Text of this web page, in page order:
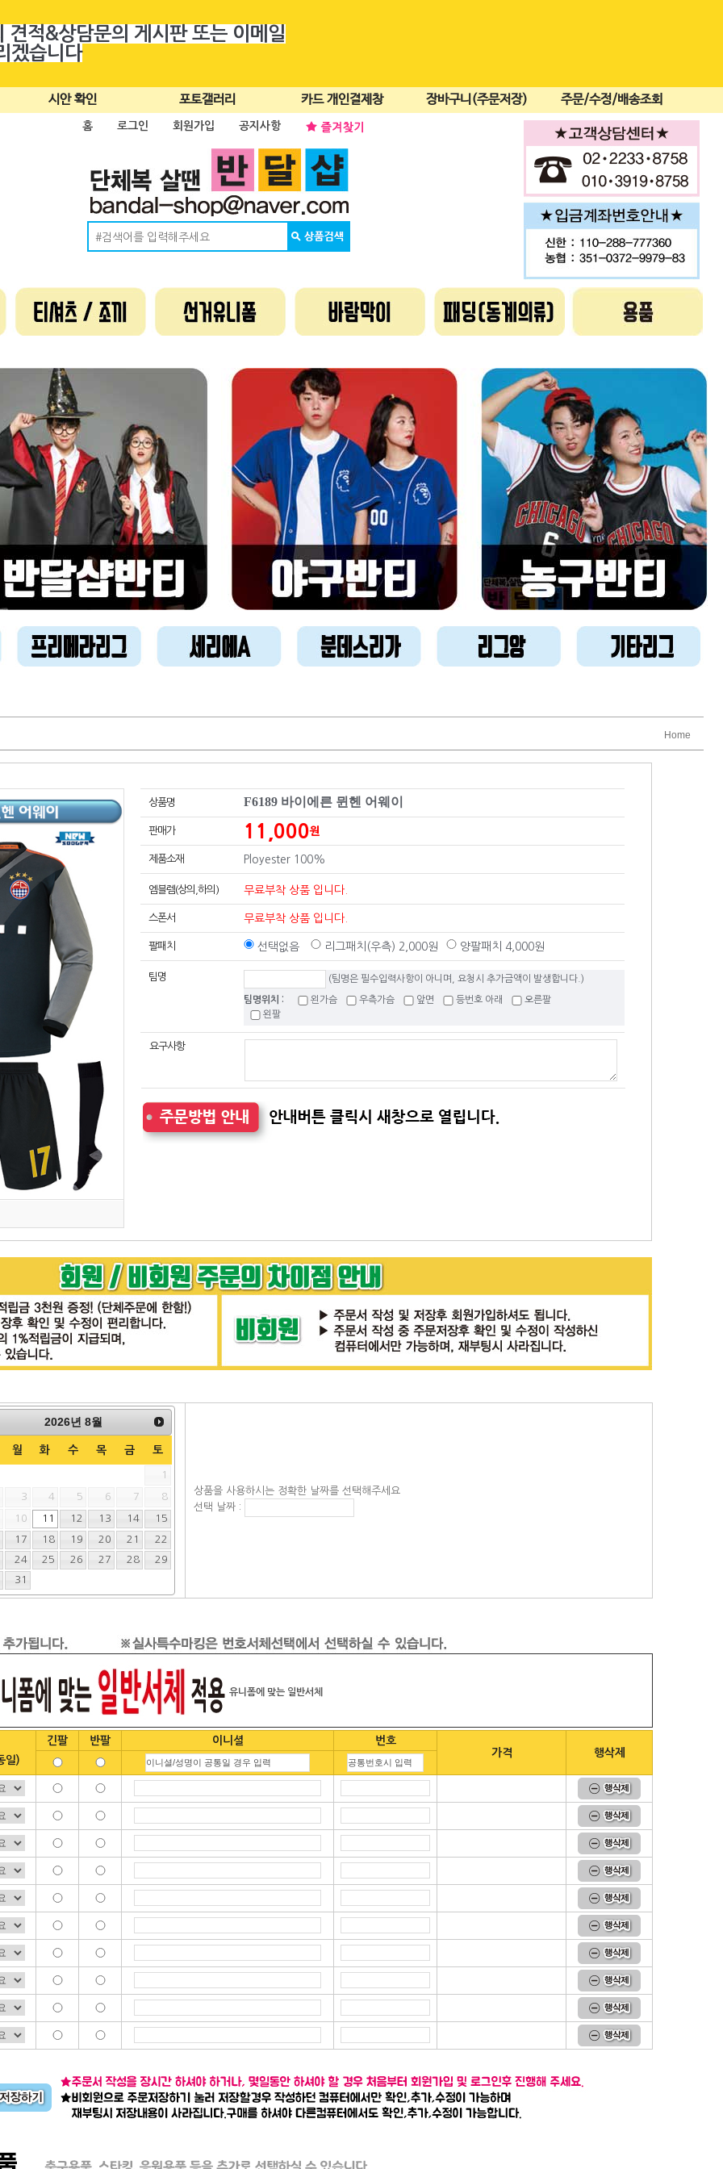
적&상담문의 게시판 또는 이메일
겠습니다
시안 확인 포토갤러리 카드 개인결제창 장바구니(주문저장) 주문/수정/배송조회
홈 로그인 회원가입 공지사항
Home
상품명 F6189 바이에른 뮌헨 어웨이
판매가 11,000원
제품소재 Ployester 100%
엠블렘(상의,하의) 무료부착 상품 입니다.
스폰서 무료부착 상품 입니다.
팔패치 선택없음 리그패치(우측) 2,000원 양팔패치 4,000원
팀명 (팀명은 필수입력사항이 아니며, 요청시 추가금액이 발생합니다.)
팀명위치 : 왼가슴 우측가슴 앞면 등번호 아래
오른팔
왼팔
요구사항
2026년8월
월 화 수 목 금 토
1
3 4 5 6 7 8
10 11 12 13 14
15
17 18 19 20 21
22
24 25 26 27 28
29
31
상품을 사용하시는 정확한 날짜를 선택해주세요
선택 날짜 :
유니폼에 맞는 일반서체
일)
긴팔 반팔 이니셜
번호
가격
행삭제